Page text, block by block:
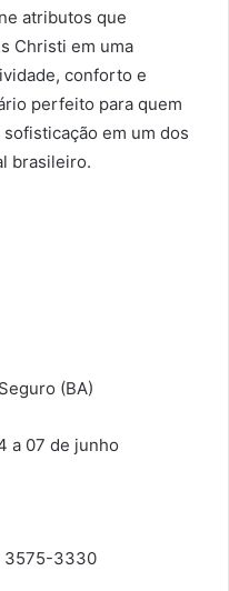
atributos que
Christi em uma
conforto e
perfeito para quem
em um dos
brasileiro.
(BA)
a 07 de junho
3575-3330